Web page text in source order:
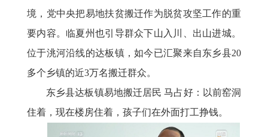
境，党中央把易地扶贫搬迁作为脱贫攻坚工作的重
要内容。临夏州也引导群众下山入川、出山进城。
位于洮河沿线的达板镇，如今已汇聚来自东乡县20
多个乡镇的近3万名搬迁群众。
东乡县达板镇易地搬迁居民 马占好：以前窑洞
住着，现在楼房住着，孩子们在外面打工挣钱。